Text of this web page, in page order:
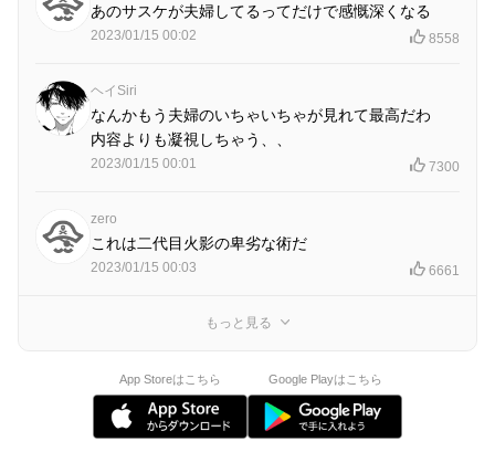
あのサスケが夫婦してるってだけで感慨深くなる
2023/01/15 00:02 8558
ヘイSiri
なんかもう夫婦のいちゃいちゃが見れて最高だわ
内容よりも凝視しちゃう、、
2023/01/15 00:01 7300
zero
これは二代目火影の卑劣な術だ
2023/01/15 00:03 6661
もっと見る
App Storeはこちら Google Playはこちら